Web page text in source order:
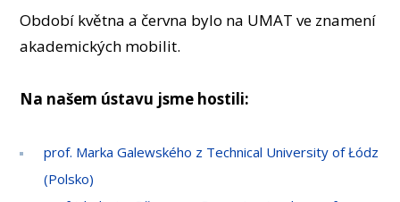
O ÚSTAVU
MÉDIA
KONTAKT
Období května a června bylo na UMAT ve znamení
akademických mobilit.
Na našem ústavu jsme hostili:
prof. Marka Galewského z Technical University of Łódz
(Polsko)